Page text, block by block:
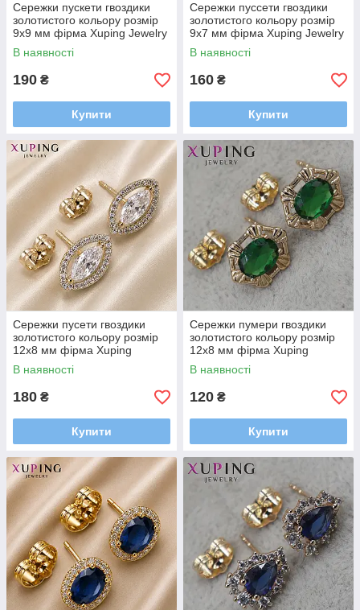
Сережки пускети гвоздики
золотистого кольору розмір
9х9 мм фірма Xuping Jewelry
з білими кристалами
В наявності
190 ₴
Купити
Сережки пуссети гвоздики
золотистого кольору розмір
9х7 мм фірма Xuping Jewelry
з рожевими сапфірами та
стразами
В наявності
160 ₴
Купити
Сережки пусети гвоздики
золотистого кольору розмір
12х8 мм фірма Xuping
Jewelry з білими кристалами
В наявності
180 ₴
Купити
Сережки пумери гвоздики
золотистого кольору розмір
12х8 мм фірма Xuping
Jewelry зі смарагдовими
камінчиками
В наявності
120 ₴
Купити